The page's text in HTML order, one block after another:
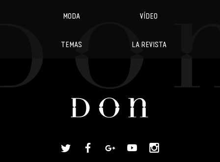
MODA VÍDEO
TEMAS LA REVISTA